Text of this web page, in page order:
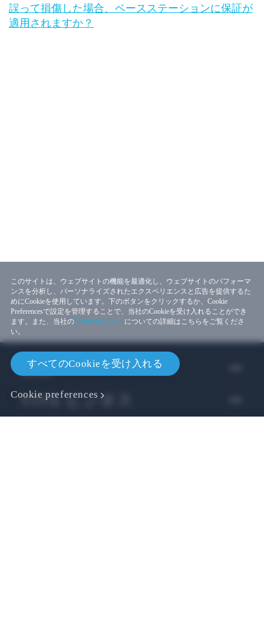
誤って損傷した場合、ベースステーションに保証が
適用されますか？
このサイトは、ウェブサイトの機能を最適化し、ウェブサイトのパフォーマ
ンスを分析し、パーソナライズされたエクスペリエンスと広告を提供するた
めにCookieを使用しています。下のボタンをクリックするか、Cookie
Preferencesで設定を管理することで、当社のCookieを受け入れることができ
ます。また、当社のCookieポリシー についての詳細はこちらをご覧くださ
い。
すべてのCookieを受け入れる
Cookie preferences
製品
VIVE ビジネス